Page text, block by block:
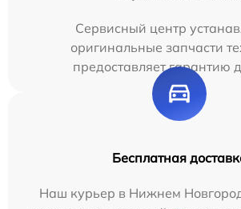
Сервисный центр
оригинальные запчасти
предоставляет гарантию
Бесплатная
Наш курьер в Нижнем